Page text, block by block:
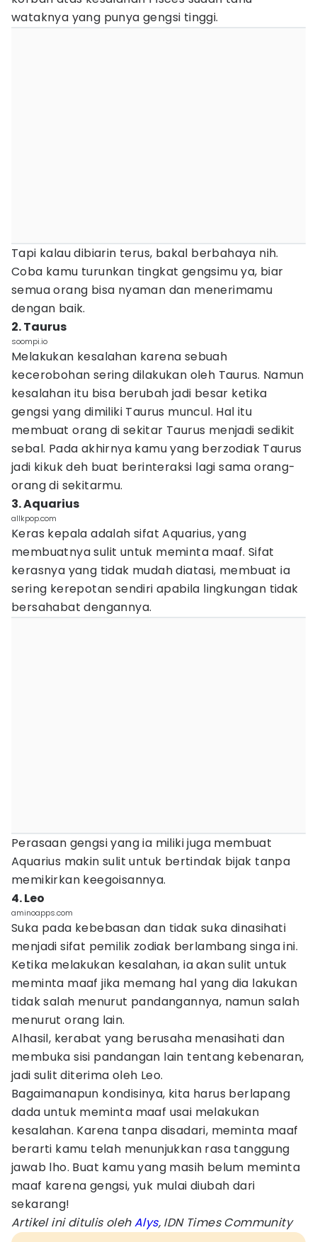
wataknya yang punya gengsi tinggi.
Tapi kalau dibiarin terus, bakal berbahaya nih.
Coba kamu turunkan tingkat gengsimu ya, biar
semua orang bisa nyaman dan menerimamu
dengan baik.
2. Taurus
soompi.io
Melakukan kesalahan karena sebuah
kecerobohan sering dilakukan oleh Taurus. Namun
kesalahan itu bisa berubah jadi besar ketika
gengsi yang dimiliki Taurus muncul. Hal itu
membuat orang di sekitar Taurus menjadi sedikit
sebal. Pada akhirnya kamu yang berzodiak Taurus
jadi kikuk deh buat berinteraksi lagi sama orang-
orang di sekitarmu.
3. Aquarius
allkpop.com
Keras kepala adalah sifat Aquarius, yang
membuatnya sulit untuk meminta maaf. Sifat
kerasnya yang tidak mudah diatasi, membuat ia
sering kerepotan sendiri apabila lingkungan tidak
bersahabat dengannya.
Perasaan gengsi yang ia miliki juga membuat
Aquarius makin sulit untuk bertindak bijak tanpa
memikirkan keegoisannya.
4. Leo
aminoapps.com
Suka pada kebebasan dan tidak suka dinasihati
menjadi sifat pemilik zodiak berlambang singa ini.
Ketika melakukan kesalahan, ia akan sulit untuk
meminta maaf jika memang hal yang dia lakukan
tidak salah menurut pandangannya, namun salah
menurut orang lain.
Alhasil, kerabat yang berusaha menasihati dan
membuka sisi pandangan lain tentang kebenaran,
jadi sulit diterima oleh Leo.
Bagaimanapun kondisinya, kita harus berlapang
dada untuk meminta maaf usai melakukan
kesalahan. Karena tanpa disadari, meminta maaf
berarti kamu telah menunjukkan rasa tanggung
jawab lho. Buat kamu yang masih belum meminta
maaf karena gengsi, yuk mulai diubah dari
sekarang!
Artikel ini ditulis olehAlys, IDN Times Community